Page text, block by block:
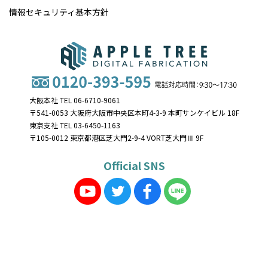
情報セキュリティ基本方針
大阪本社 TEL 06-6710-9061
〒541-0053 大阪府大阪市中央区本町4-3-9 本町サンケイビル 18F
東京支社 TEL 03-6450-1163
〒105-0012 東京都港区芝大門2-9-4 VORT芝大門Ⅲ 9F
Official SNS